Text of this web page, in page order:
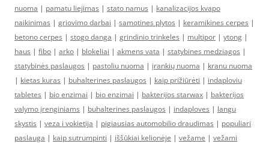
nuoma | pamatu liejimas | stato namus | kanalizacijos kvapo
naikinimas | griovimo darbai | samotines plytos | keramikines cerpes |
betono cerpes | stogo danga | grindinio trinkeles | multipor | ytong |
haus | fibo | arko | blokeliai | akmens vata | statybines medziagos |
statybinės paslaugos | pastoliu nuoma | įrankių nuoma | kranu nuoma
| kietas kuras | buhalterines paslaugos | kaip prižiūrėti | indaploviu
tabletes | bio enzimai | bio enzimai | bakterijos starwax | bakterijos
valymo įrenginiams | buhalterines paslaugos | indaploves | langu
skystis | veza i vokietija | pigiausias automobilio draudimas | populiari
paslauga | kaip sutrumpinti | iššūkiai kelionėje | vežame | vežami